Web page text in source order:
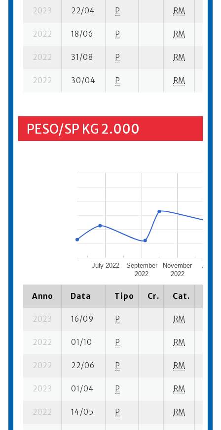
2023 22/04 P RM
2022 18/06 P RM
2022 31/08 P RM
2022 30/04 P RM
PESO/SP KG 2.000
July 2022
September
2022
November
2022
Anno Data Tipo Cr. Cat.
2023 16/09 P RM
2022 01/10 P RM
2022 22/06 P RM
2023 01/04 P RM
2022 14/05 P RM